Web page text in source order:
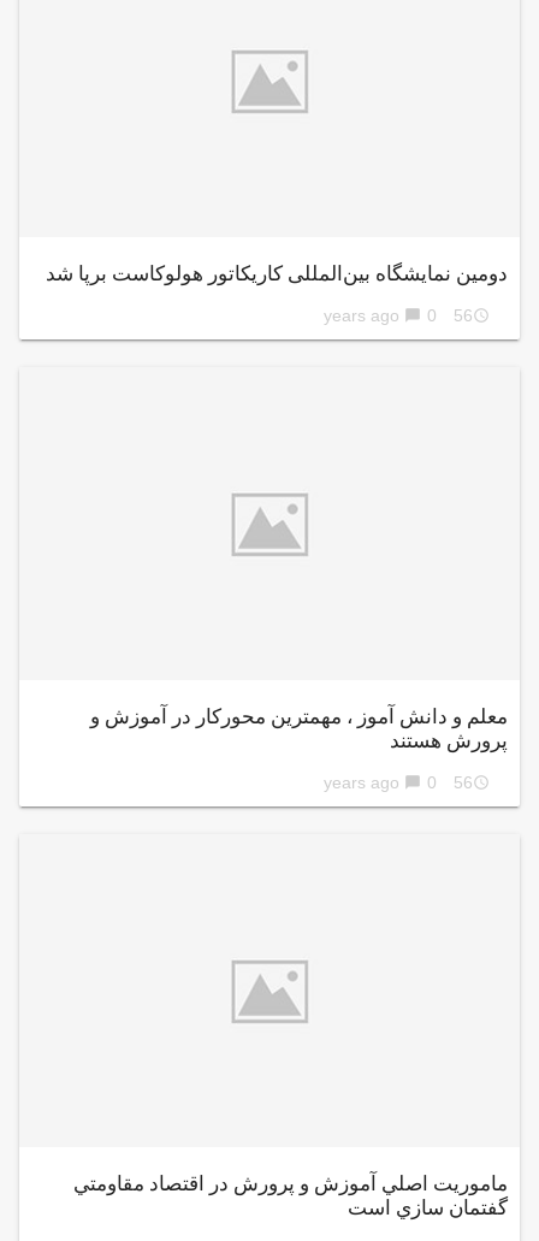
دومین نمایشگاه بین‌المللی کاریکاتور هولوکاست برپا شد
access_time
56 years ago
chat_bubble 0
معلم و دانش آموز ، مهمترین محورکار در آموزش و
پرورش هستند
access_time
56 years ago
chat_bubble 0
ماموريت اصلي آموزش و پرورش در اقتصاد مقاومتي
گفتمان سازي است